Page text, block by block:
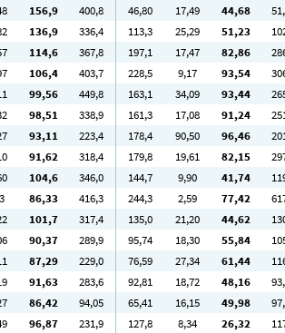
156,9 400,8 46,80 17,49 44,68 51
136,9 336,4 113,3 25,29 51,23
114,6 367,8 197,1 17,47 82,86
106,4 403,7 228,5 9,17 93,54
99,56 449,8 163,1 34,09 93,44
98,51 338,9 161,3 17,08 91,24
93,11 223,4 178,4 90,50 96,46
91,62 318,4 179,8 19,61 82,15
104,6 346,0 144,7 9,90 41,74
86,33 416,3 244,3 2,59 77,42
101,7 317,4 135,0 21,20 44,62
90,37 289,9 95,74 18,30 55,84
87,29 229,0 76,59 27,34 61,44
91,63 283,6 92,81 18,72 48,16 93
86,42 94,05 65,41 16,15 49,98 97
96,87 231,9 127,8 8,34 26,32